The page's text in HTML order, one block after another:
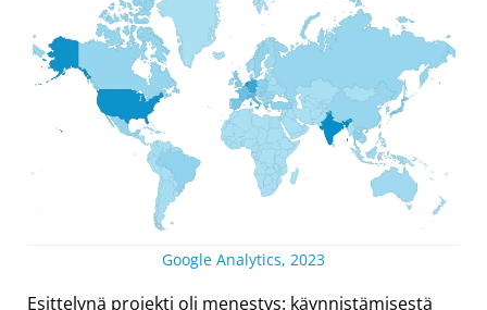
Google Analytics, 2023
Esittelynä projekti oli menestys: käynnistämisestä